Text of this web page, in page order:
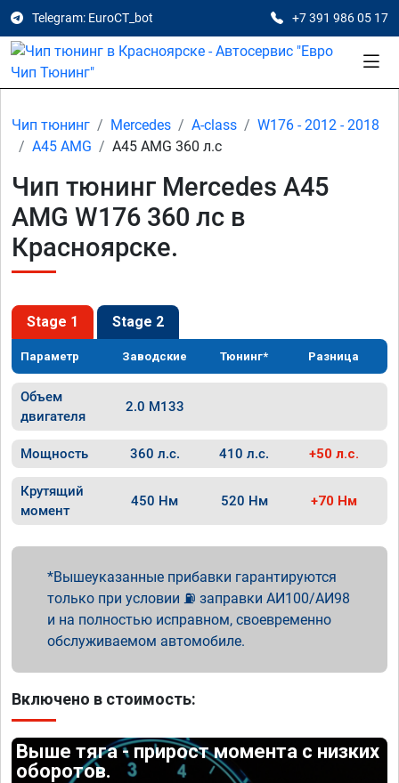
Telegram: EuroCT_bot +7 391 986 05 17
Чип тюнинг Mercedes A-class
W176 - 2012 - 2018
A45 AMG
A45 AMG 360 л.с
Чип тюнинг Mercedes A45
AMG W176 360 лс в
Красноярске.
Stage 1 Stage 2
Параметр Заводские Тюнинг* Разница
Объем
двигателя
2.0 M133
Мощность 360 л.с. 410 л.с. +50 л.с.
Крутящий
момент
450 Нм 520 Нм +70 Нм
Вышеуказанные прибавки гарантируются
только при условии ⛽ заправки АИ100/АИ98
и на полностью исправном, своевременно
обслуживаемом автомобиле.
Включено в стоимость:
Выше тяга - прирост момента с низких
оборотов.